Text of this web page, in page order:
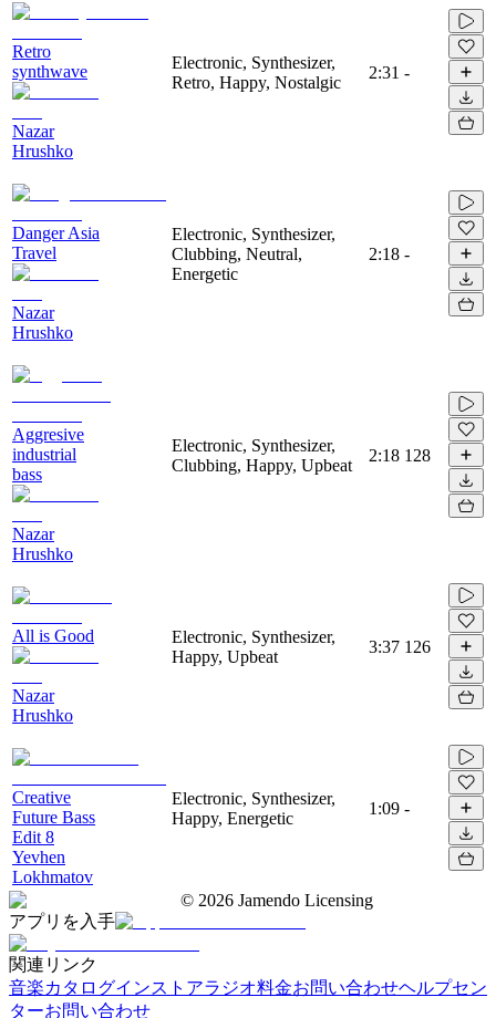
Retro
synthwave
Nazar
Hrushko
Electronic, Synthesizer,
Retro, Happy, Nostalgic
2:31 -
Danger Asia
Travel
Nazar
Hrushko
Electronic, Synthesizer,
Clubbing, Neutral,
Energetic
2:18 -
Aggresive
industrial
bass
Nazar
Hrushko
Electronic, Synthesizer,
Clubbing, Happy, Upbeat
2:18 128
All is Good
Nazar
Hrushko
Electronic, Synthesizer,
Happy, Upbeat
3:37 126
Creative
Future Bass
Edit 8
Yevhen
Lokhmatov
Electronic, Synthesizer,
Happy, Energetic
1:09 -
© 2026 Jamendo Licensing
アプリを入手
関連リンク
音楽カタログインストアラジオ料金お問い合わせヘルプセン
ターお問い合わせ